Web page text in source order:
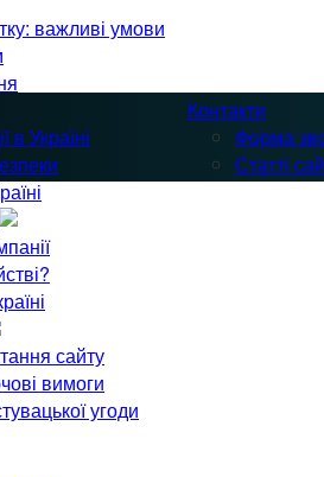
важливі умови
в Україні
сайту
вимоги
угоди
Контакти
Форма
Статті